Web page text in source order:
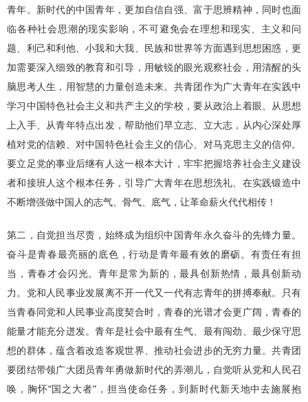
青年。新时代的中国青年，更加自信自强、富于思辨精神，同时也面
临各种社会思潮的现实影响，不可避免会在理想和现实、主义和问
题、利己和利他、小我和大我、民族和世界等方面遇到思想困惑，更
加需要深入细致的教育和引导，用敏锐的眼光观察社会，用清醒的头
脑思考人生，用智慧的力量创造未来。共青团作为广大青年在实践中
学习中国特色社会主义和共产主义的学校，要从政治上着眼、从思想
上入手、从青年特点出发，帮助他们早立志、立大志，从内心深处厚
植对党的信赖、对中国特色社会主义的信心、对马克思主义的信仰。
要立足党的事业后继有人这一根本大计，牢牢把握培养社会主义建设
者和接班人这个根本任务，引导广大青年在思想洗礼、在实践锻造中
不断增强做中国人的志气、骨气、底气，让革命薪火代代相传！
第二，自觉担当尽责，始终成为组织中国青年永久奋斗的先锋力量。
奋斗是青春最亮丽的底色，行动是青年最有效的磨砺。有责任有担
当，青春才会闪光。青年是常为新的，最具创新热情，最具创新动
力。党和人民事业发展离不开一代又一代有志青年的拼搏奉献。只有
当青春同党和人民事业高度契合时，青春的光谱才会更广阔，青春的
能量才能充分迸发。青年是社会中最有生气、最有闯劲、最少保守思
想的群体，蕴含着改造客观世界、推动社会进步的无穷力量。共青团
要团结带领广大团员青年勇做新时代的弄潮儿，自觉听从党和人民召
唤，胸怀“国之大者”，担当使命任务，到新时代新天地中去施展抱